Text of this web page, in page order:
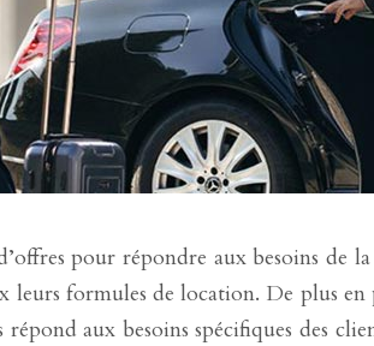
pour répondre aux besoins
formules de location. De plus
aux besoins spécifiques des